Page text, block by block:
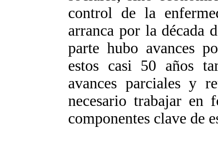
control de la
arranca por la década
parte hubo avances
estos casi 50 años
avances parciales y
necesario trabajar en
componentes clave de